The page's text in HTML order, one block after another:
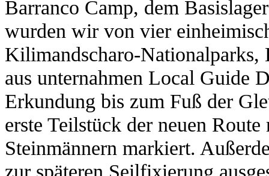
Barranco Camp, dem
wurden wir von vier
Kilimandscharo-
aus unternahmen Local Guide
Erkundung bis zum Fuß der
erste Teilstück der neuen
Steinmännern markiert.
zur späteren Seilfixierung